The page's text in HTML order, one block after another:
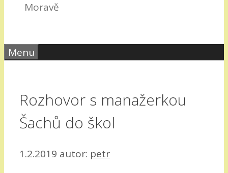
Moravě
Menu
Rozhovor s manažerkou
Šachů do škol
1.2.2019 autor: petr